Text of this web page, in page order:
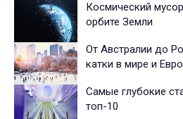
Космический
орбите Земли
От Австралии до
катки в мире и
Самые глубокие
топ-10